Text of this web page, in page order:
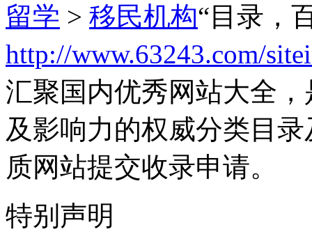
留学 > 移民机构“目录，
http://www.63243.com/
汇聚国内优秀网站大全
及影响力的权威分类目
质网站提交收录申请。
特别声明